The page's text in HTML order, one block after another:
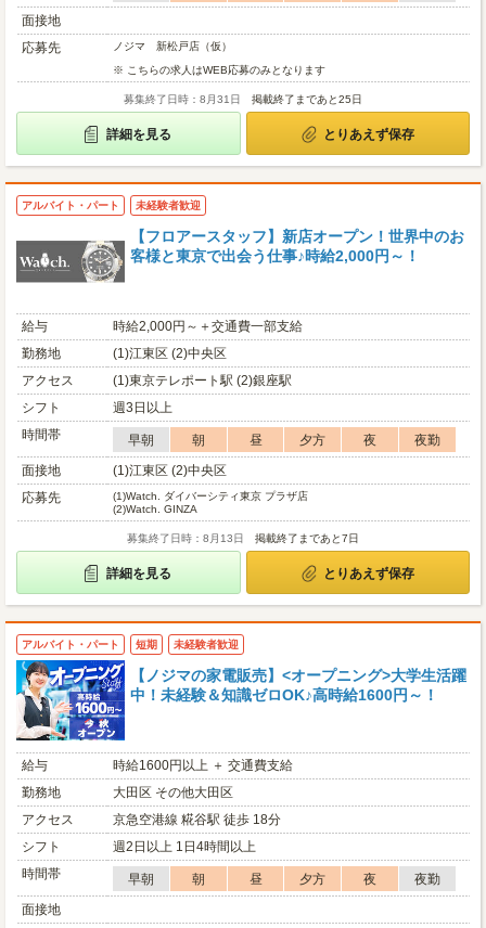
面接地
応募先
ノジマ 新松戸店（仮）
※ こちらの求人はWEB応募のみとなります
募集終了日時：8月31日 掲載終了まであと25日
詳細を見る とりあえず保存
アルバイト・パート 未経験者歓迎
【フロアースタッフ】新店オープン！世界中のお
客様と東京で出会う仕事♪時給2,000円～！
給与
時給2,000円～＋交通費一部支給
勤務地
(1)江東区 (2)中央区
アクセス
(1)東京テレポート駅 (2)銀座駅
シフト
週3日以上
時間帯
早朝 朝 昼 夕方 夜
夜勤
面接地
(1)江東区 (2)中央区
応募先
(1)Watch. ダイバーシティ東京 プラザ店
(2)Watch. GINZA
募集終了日時：8月13日 掲載終了まであと7日
詳細を見る とりあえず保存
アルバイト・パート 短期 未経験者歓迎
【ノジマの家電販売】<オープニング>大学生活躍
中！未経験＆知識ゼロOK♪高時給1600円～！
給与
時給1600円以上 ＋ 交通費支給
勤務地
大田区 その他大田区
アクセス
京急空港線 糀谷駅 徒歩 18分
シフト
週2日以上 1日4時間以上
時間帯
早朝 朝 昼 夕方 夜
夜勤
面接地